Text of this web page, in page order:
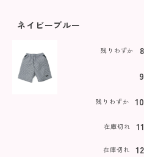
ネイビーブルー
残りわずか
残りわずか
在庫切れ
在庫切れ